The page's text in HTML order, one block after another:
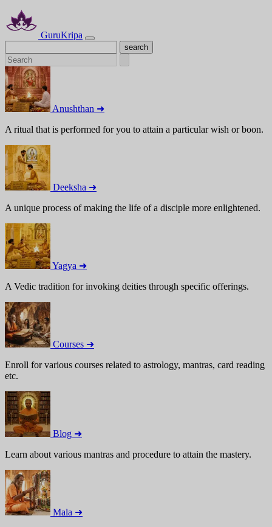
GuruKripa
Anushthan ➜
A ritual that is performed for you to attain a particular wish or boon.
Deeksha ➜
A unique process of making the life of a disciple more enlightened.
Yagya ➜
A Vedic tradition for invoking deities through specific offerings.
Courses ➜
Enroll for various courses related to astrology, mantras, card reading
etc.
Blog ➜
Learn about various mantras and procedure to attain the mastery.
Mala ➜